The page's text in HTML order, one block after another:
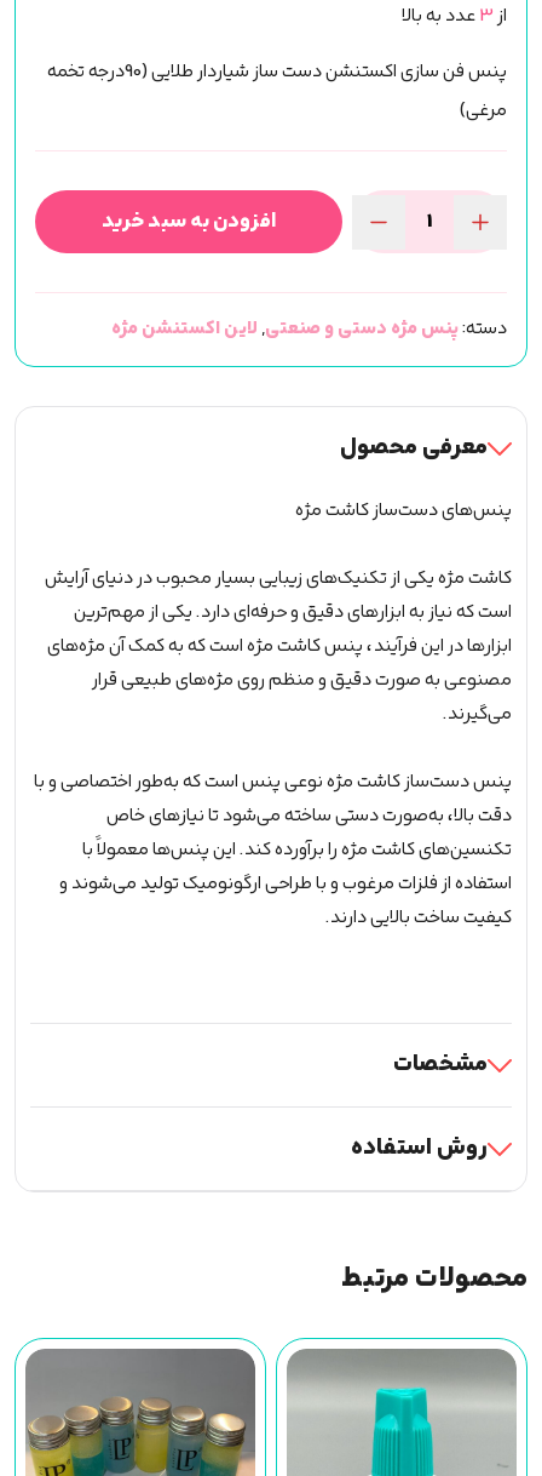
از3عدد به بالا
پنس فن سازی اکستنشن دست ساز شیاردار طلایی (90درجه تخمه
مرغی)
پنس
اکستنشن
دست
ساز
شیاردار
(90درجه
مرغی)
عدد
افزودن به سبد خرید
دسته:پنس مژه دستی و صنعتی, لاین اکستنشن مژه
معرفی محصول
پنس‌های دست‌ساز کاشت مژه
کاشت مژه یکی از تکنیک‌های زیبایی بسیار محبوب در دنیای آرایش
است که نیاز به ابزارهای دقیق و حرفه‌ای دارد. یکی از مهم‌ترین
ابزارها در این فرآیند، پنس کاشت مژه است که به کمک آن مژه‌های
مصنوعی به صورت دقیق و منظم روی مژه‌های طبیعی قرار
می‌گیرند.
پنس دست‌ساز کاشت مژه نوعی پنس است که به‌طور اختصاصی و با
دقت بالا، به‌صورت دستی ساخته می‌شود تا نیازهای خاص
تکنسین‌های کاشت مژه را برآورده کند. این پنس‌ها معمولاً با
استفاده از فلزات مرغوب و با طراحی ارگونومیک تولید می‌شوند و
کیفیت ساخت بالایی دارند.
مشخصات
روش استفاده
محصولات مرتبط